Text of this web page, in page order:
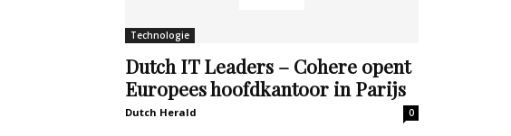
Technologie
Dutch IT Leaders – Cohere opent
Europees hoofdkantoor in Parijs
Dutch Herald 0